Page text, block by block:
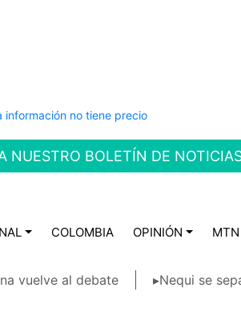
NUESTRO BOLETÍN DE
COLOMBIA OPINIÓN MTN
vuelve al debate
▸Nequi se